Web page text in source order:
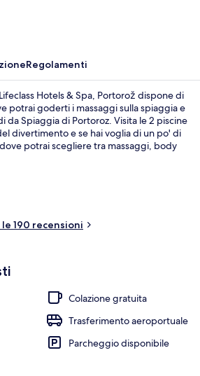
Regolamenti
Hotels & Spa, Portorož dispone di
potrai goderti i massaggi sulla spiaggia e
da Spiaggia di Portoroz. Visita le 2 piscine
divertimento e se hai voglia di un po' di
potrai scegliere tra massaggi, body
concludere la serata non c'è niente di
centro fitness, una palestra e una sauna
della struttura.
le 190 recensioni
Colazione gratuita
Trasferimento aeroportuale
Parcheggio disponibile